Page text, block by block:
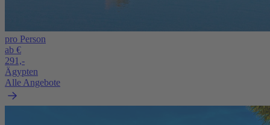
pro Person
ab €
291,-
Ägypten
Alle Angebote